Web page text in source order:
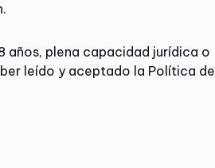
años, plena capacidad jurídica o
leído y aceptado la Política de